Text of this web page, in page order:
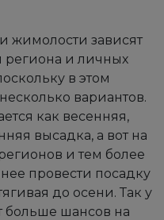
жимолости зависят
региона и личных
в этом
вариантов.
как весенняя,
высадка, а вот на
и тем более
провести посадку
до осени. Так у
больше шансов на